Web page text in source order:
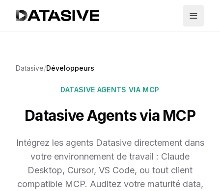
Datasive/Développeurs
DATASIVE AGENTS VIA MCP
Datasive Agents via MCP
Intégrez les agents Datasive directement dans
votre environnement de travail : Claude
Desktop, Cursor, VS Code, ou tout client
compatible MCP. Auditez votre maturité data,